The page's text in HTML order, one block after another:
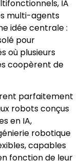
IA
multi-agents
idée centrale :
pour
où plusieurs
coopèrent de
parfaitement
robots conçus
en IA,
robotique
capables
fonction de leur